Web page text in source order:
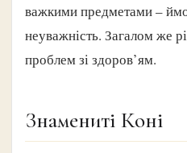
важкими предметами –
неуважність. Загалом же
проблем зі здоров’ям.
Знамениті Коні